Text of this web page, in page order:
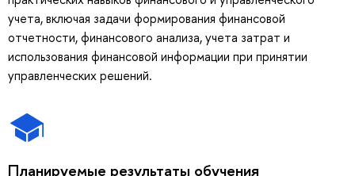
учета, включая задачи формирования финансовой
отчетности, финансового анализа, учета затрат и
использования финансовой информации при принятии
управленческих решений.
Планируемые результаты обучения